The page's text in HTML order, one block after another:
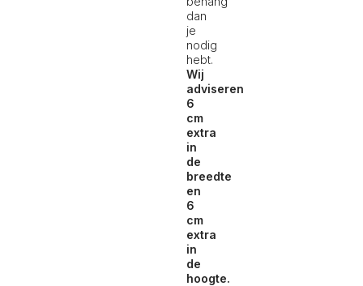
dan
je
nodig
hebt.
Wij
adviseren
6
cm
extra
in
de
breedte
en
6
cm
extra
in
de
hoogte.